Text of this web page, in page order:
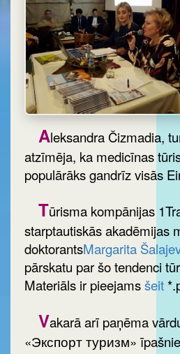
Aleksandra Čizmadia,
atzīmēja, ka medicīnas tūrisms paliek arvien
populārāks gandrīz visās
Tūrisma kompānijas
starptautiskās akadēmijas
doktorantsMargarita
pārskatu par šo tendenci
Materiāls ir pieejamsšeit
Vakarā arī paņēma
«Экспорт туризм»